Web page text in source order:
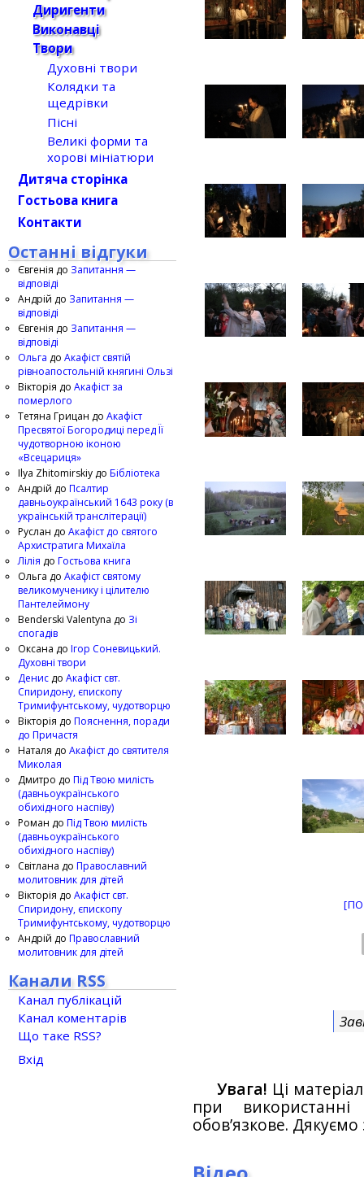
Увага! Ці
при
обов’язкове.
Диригенти
Виконавці
Твори
Духовні твори
Колядки та
щедрівки
Пісні
Великі форми та
хорові мініатюри
Дитяча сторінка
Гостьова книга
Контакти
Останні відгуки
Євгенія до Запитання —
відповіді
Андрій до Запитання —
відповіді
Євгенія до Запитання —
відповіді
Ольга до Акафіст святій
рівноапостольній княгині Ользі
Вікторія до Акафіст за
померлого
Тетяна Грицан до Акафіст
Пресвятої Богородиці перед Її
чудотворною іконою
«Всецариця»
Ilya Zhitomirskiy до Бібліотека
Андрій до Псалтир
давньоукраїнський 1643 року (в
українській транслітерації)
Руслан до Акафіст до святого
Архистратига Михаїла
Лілія до Гостьова книга
Ольга до Акафіст святому
великомученику і цілителю
Пантелеймону
Benderski Valentyna до Зі
спогадів
Оксана до Ігор Соневицький.
Духовні твори
Денис до Акафіст свт.
Спиридону, єпископу
Тримифунтському, чудотворцю
Вікторія до Пояснення, поради
до Причастя
Наталя до Акафіст до святителя
Миколая
Дмитро до Під Твою милість
(давньоукраїнського
обихідного наспіву)
Роман до Під Твою милість
(давньоукраїнського
обихідного наспіву)
Світлана до Православний
молитовник для дітей
Вікторія до Акафіст свт.
Спиридону, єпископу
Тримифунтському, чудотворцю
Андрій до Православний
молитовник для дітей
Канали RSS
Канал публікацій
Канал коментарів
Що таке RSS?
Вхід